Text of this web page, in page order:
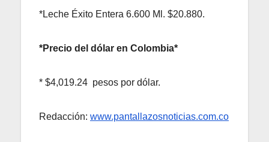
*Leche Éxito Entera 6.600 Ml. $20.880.
*Precio del dólar en Colombia*
* $4,019.24 pesos por dólar.
Redacción: www.pantallazosnoticias.com.co